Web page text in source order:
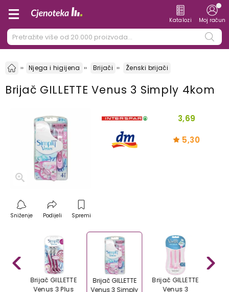
Katalozi Moj račun
Njega i higijena Brijači Ženski brijači
Brijač GILLETTE Venus 3 Simply 4kom
Sniženje Podijeli Spremi
3,69
5,30
Brijač GILLETTE
Venus 3 Plus
Brijač GILLETTE
Venus 3 Simply
Brijač GILLETTE
Venus 3